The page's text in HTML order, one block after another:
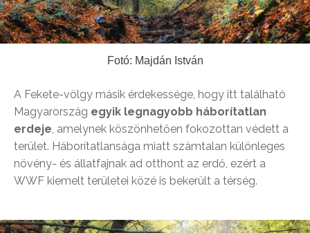
Fotó: Majdán István
A Fekete-völgy másik érdekessége, hogy itt található
Magyarország egyik legnagyobb háborítatlan
erdeje , amelynek köszönhetően fokozottan védett a
terület. Háborítatlansága miatt számtalan különleges
növény- és állatfajnak ad otthont az erdő, ezért a
WWF kiemelt területei közé is bekerült a térség.